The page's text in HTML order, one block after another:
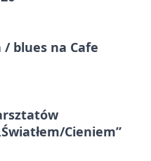
blues na Cafe
Cieniem”